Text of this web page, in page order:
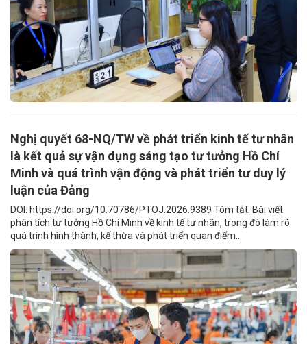
Nghị quyết 68-NQ/TW về phát triển kinh tế tư nhân
là kết quả sự vận dụng sáng tạo tư tưởng Hồ Chí
Minh và quá trình vận động và phát triển tư duy lý
luận của Đảng
DOI: https://doi.org/10.70786/PTOJ.2026.9389 Tóm tắt: Bài viết
phân tích tư tưởng Hồ Chí Minh về kinh tế tư nhân, trong đó làm rõ
quá trình hình thành, kế thừa và phát triển quan điểm...